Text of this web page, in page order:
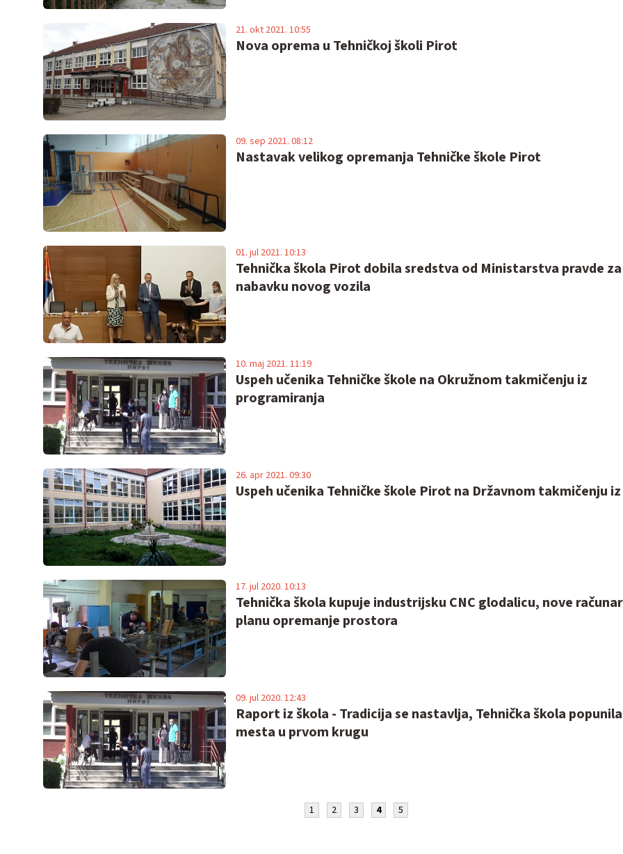
Nova oprema u Tehničkoj školi Pirot
21. okt 2021. 10:55
Nastavak velikog opremanja Tehničke škole Pirot
09. sep 2021. 08:12
Tehnička škola Pirot dobila sredstva od Ministarstva pravde za
nabavku novog vozila
01. jul 2021. 10:13
Uspeh učenika Tehničke škole na Okružnom takmičenju iz
programiranja
10. maj 2021. 11:19
Uspeh učenika Tehničke škole Pirot na Državnom takmičenju
26. apr 2021. 09:30
Tehnička škola kupuje industrijsku CNC glodalicu, nove
planu opremanje prostora
17. jul 2020. 10:13
Raport iz škola - Tradicija se nastavlja, Tehnička škola
mesta u prvom krugu
09. jul 2020. 12:43
1 2 3 4 5